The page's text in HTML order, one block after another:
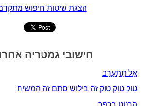
הצגת שיטות חיפוש
חישובי גמטריה
אַל תִּתְעָרָב
טוק טוק טוק זה בילוש סתם זה המשיח
הרטט בכפך